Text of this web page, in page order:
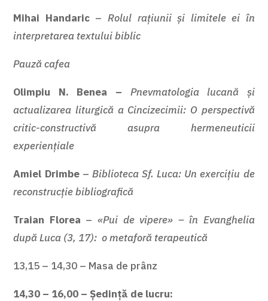
Mihai Handaric – Rolul rațiunii și limitele ei în
interpretarea textului biblic
Pauză cafea
Olimpiu N. Benea – Pnevmatologia lucană și
actualizarea liturgică a Cincizecimii: O perspectivă
critic-constructivă asupra hermeneuticii
experiențiale
Amiel Drimbe – Biblioteca Sf. Luca: Un exercițiu de
reconstrucțiebibliografică
Traian Florea – «Pui de vipere» – în Evanghelia
după Luca (3, 17): o metaforă terapeutică
13,15 – 14,30 – Masa de prânz
14,30 – 16,00 – Ședință de lucru: